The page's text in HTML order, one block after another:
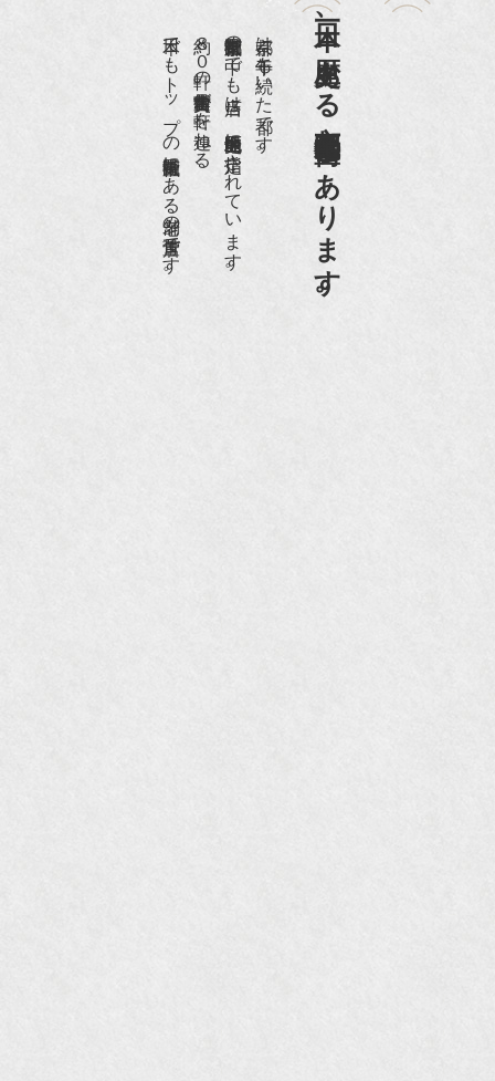
日本一、歴史ある
京都祇園骨董街にあります。
京都は千年も続いた都です。
京都祇園骨董街の中でも当店は、歴史的保全地区に指定されています。
約８０軒の古美術骨董商が軒を連ねる、
日本でもトップの祇園骨董街にある老舗の骨董店です。